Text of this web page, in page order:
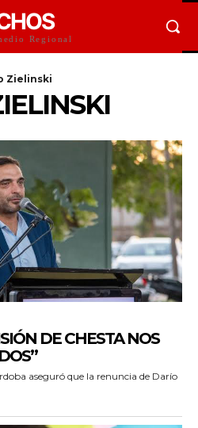
Regional
Zielinski
DE CHESTA NOS
aseguró que la renuncia de Darío